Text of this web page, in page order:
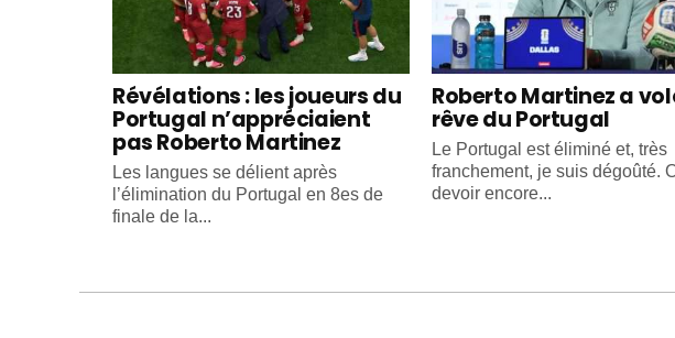
Révélations : les joueurs du
Portugal n’appréciaient
pas Roberto Martinez
Les langues se délient après
l’élimination du Portugal en 8es de
finale de la...
Roberto Martinez a
rêve du Portugal
Le Portugal est éliminé et, très
franchement, je suis dégoûté.
devoir encore...